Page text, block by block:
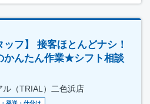
ッフ】 接客ほとんどナシ！
かんたん作業★シフト相談
ル（TRIAL）二色浜店